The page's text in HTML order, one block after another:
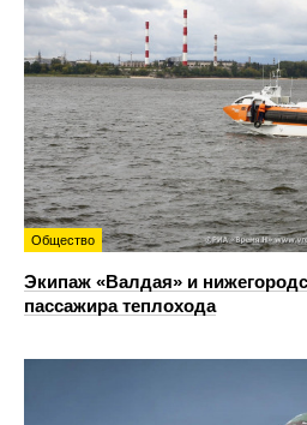
Общество
Экипаж «Валдая» и
пассажира теплохода